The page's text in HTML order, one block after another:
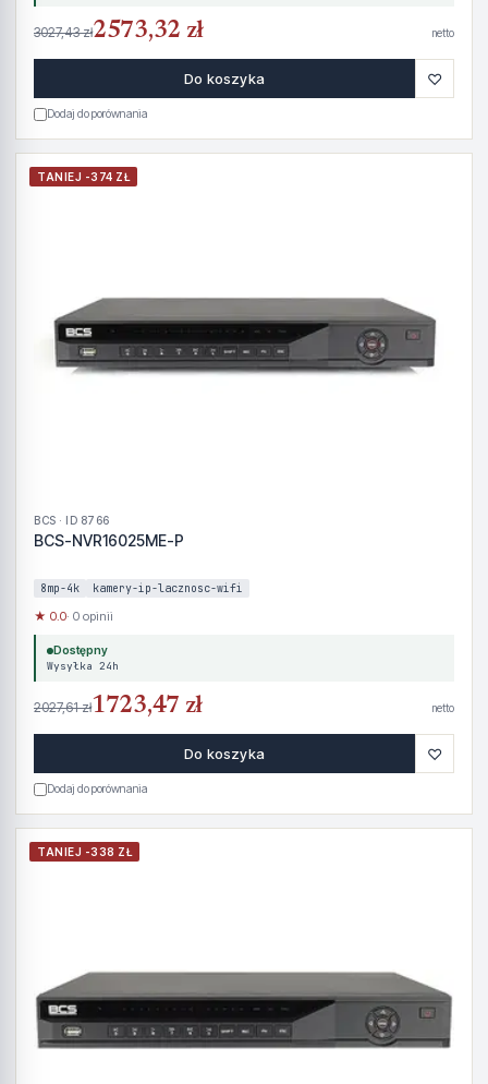
3027,43 zł2573,32 zł netto
Do koszyka ♡
Dodaj do porównania
TANIEJ -374 ZŁ
BCS · ID 8766
BCS-NVR16025ME-P
8mp-4k kamery-ip-lacznosc-wifi
★ 0.0· 0 opinii
Dostępny
Wysyłka 24h
2027,61 zł1723,47 zł netto
Do koszyka ♡
Dodaj do porównania
TANIEJ -338 ZŁ